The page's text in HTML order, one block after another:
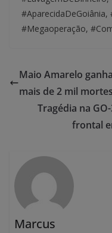
#AparecidaDeGoiânia,
#Megaoperação,
Maio Amarelo
mais de 2 mil
Tragédia na
frontal
Marcus